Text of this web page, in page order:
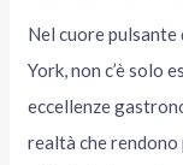
Nel cuore pulsante
York, non c’è solo
eccellenze
realtà che rendono